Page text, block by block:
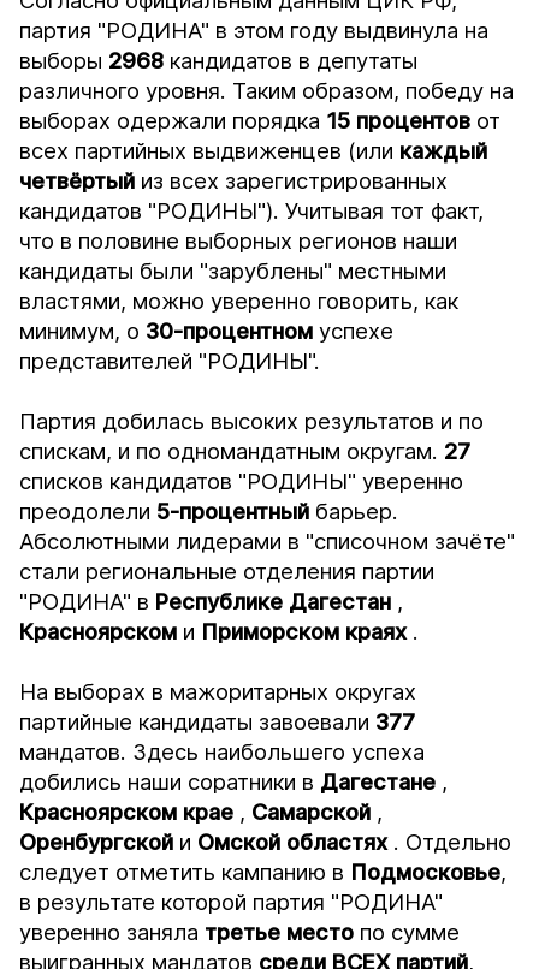
партия "РОДИНА" в этом году выдвинула на
выборы 2968 кандидатов в депутаты
различного уровня. Таким образом, победу на
выборах одержали порядка 15 процентов от
всех партийных выдвиженцев (или каждый
четвёртый из всех зарегистрированных
кандидатов "РОДИНЫ"). Учитывая тот факт,
что в половине выборных регионов наши
кандидаты были "зарублены" местными
властями, можно уверенно говорить, как
минимум, о 30-процентном успехе
представителей "РОДИНЫ".
Партия добилась высоких результатов и по
спискам, и по одномандатным округам. 27
списков кандидатов "РОДИНЫ" уверенно
преодолели 5-процентный барьер.
Абсолютными лидерами в "списочном зачёте"
стали региональные отделения партии
"РОДИНА" в Республике Дагестан ,
Красноярском и Приморском краях.
На выборах в мажоритарных округах
партийные кандидаты завоевали 377
мандатов. Здесь наибольшего успеха
добились наши соратники в Дагестане ,
Красноярском крае , Самарской ,
Оренбургской и Омской областях. Отдельно
следует отметить кампанию в Подмосковье,
в результате которой партия "РОДИНА"
уверенно заняла третье место по сумме
выигранных мандатов среди ВСЕХ партий,